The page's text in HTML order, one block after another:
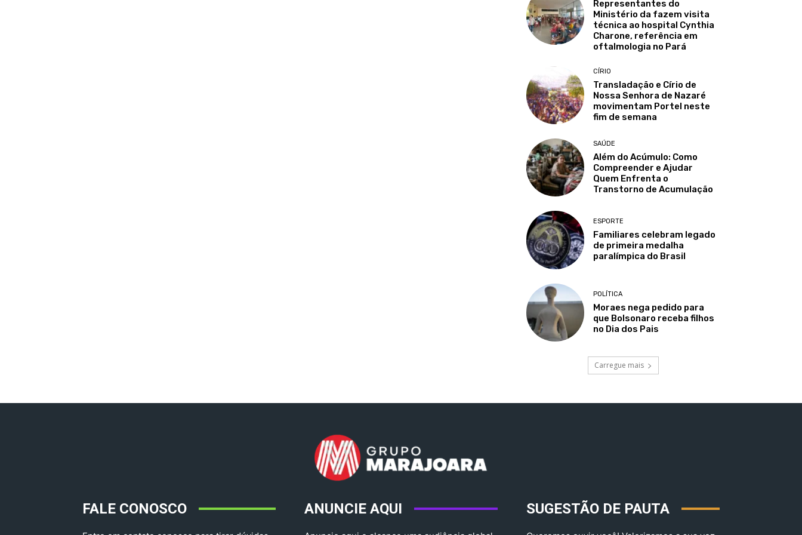
Representantes do
Ministério da fazem visita
técnica ao hospital Cynthia
Charone, referência em
oftalmologia no Pará
CÍRIO
Transladação e Círio de
Nossa Senhora de Nazaré
movimentam Portel neste
fim de semana
SAÚDE
Além do Acúmulo: Como
Compreender e Ajudar
Quem Enfrenta o
Transtorno de Acumulação
ESPORTE
Familiares celebram legado
de primeira medalha
paralímpica do Brasil
POLÍTICA
Moraes nega pedido para
que Bolsonaro receba filhos
no Dia dos Pais
Carregue mais
FALE CONOSCO ANUNCIE AQUI SUGESTÃO DE PAUTA